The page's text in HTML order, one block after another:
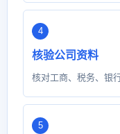
核验公司资料
核对工商、税务、银